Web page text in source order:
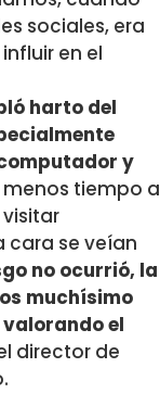
sociales, era
en el
harto del
y
tiempo a
cara se veían
no ocurrió, la
muchísimo
el
director de